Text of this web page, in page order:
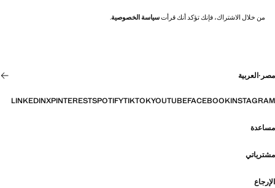
من خلال الاشتراك، فإنك تؤكد أنك قرأتسياسة الخصوصية.
مصر ·العربية
INSTAGRAM
FACEBOOK
YOUTUBE
TIKTOK
SPOTIFY
PINTEREST
X
LINKEDIN
مساعدة
مشترياتي
الإرجاع